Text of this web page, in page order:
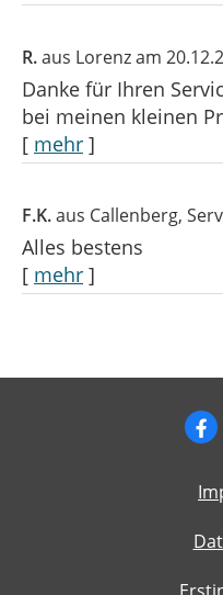
R.aus Lorenzam
Danke für Ihren
bei meinen kleinen
[ mehr ]
F.K.aus Callenberg,
Alles bestens
[ mehr ]